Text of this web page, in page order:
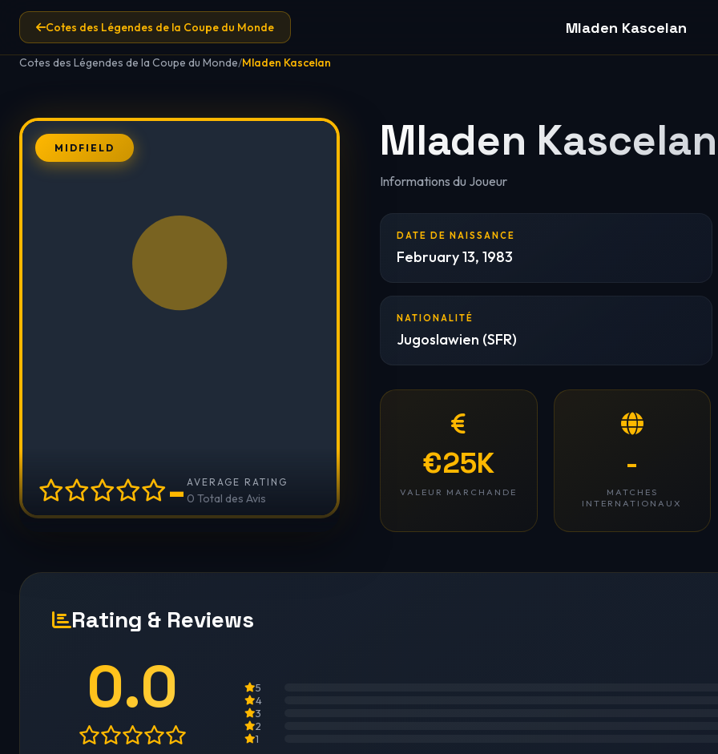
Cotes des Légendes de la Coupe du Monde Mladen Kascelan
Cotes des Légendes de la Coupe du Monde/Mladen Kascelan
MIDFIELD
- AVERAGE RATING
0 Total des Avis
Mladen Kascelan
Informations du Joueur
DATE DE NAISSANCE
February 13, 1983
NATIONALITÉ
Jugoslawien (SFR)
€25K
VALEUR MARCHANDE
-
MATCHES
INTERNATIONAUX
Rating & Reviews
0.0
5
4
3
2
1